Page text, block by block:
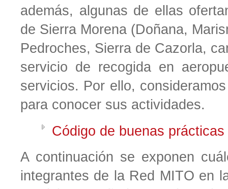
además, algunas de ellas
de Sierra Morena (Doñana,
Pedroches, Sierra de Cazorla,
servicio de recogida en
servicios. Por ello,
para conocer sus actividades.
Código de buenas
A continuación se exponen
integrantes de la Red MITO en